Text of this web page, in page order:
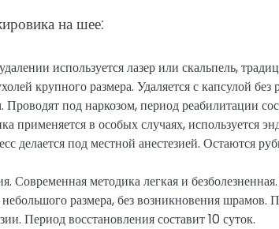
на шее:
используется лазер или скальпель,
крупного размера. Удаляется с капсулой
Проводят под наркозом, период реабилитации
применяется в особых случаях, используется
делается под местной анестезией. Остаются
Современная методика легкая и
размера, без возникновения шрамов.
Период восстановления составит 10 суток.